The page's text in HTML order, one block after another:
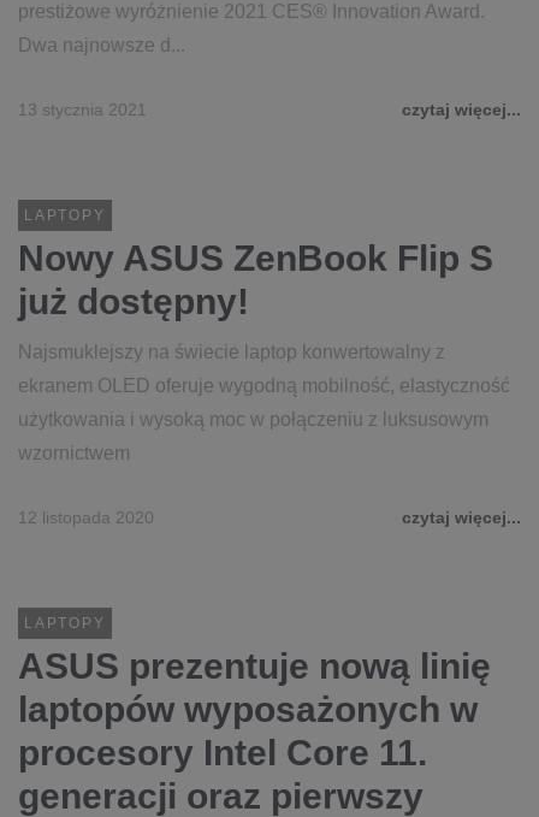
prestiżowe wyróżnienie 2021 CES® Innovation Award.
Dwa najnowsze d...
13 stycznia 2021 czytaj więcej...
LAPTOPY
Nowy ASUS ZenBook Flip S
już dostępny!
Najsmuklejszy na świecie laptop konwertowalny z
ekranem OLED oferuje wygodną mobilność, elastyczność
użytkowania i wysoką moc w połączeniu z luksusowym
wzornictwem
12 listopada 2020 czytaj więcej...
LAPTOPY
ASUS prezentuje nową linię
laptopów wyposażonych w
procesory Intel Core 11.
generacji oraz pierwszy